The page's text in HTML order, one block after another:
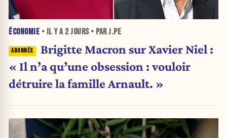
ÉCONOMIE • IL Y A 2 JOURS• PAR J.PE
Brigitte Macron sur Xavier Niel :
« Il n’a qu’une obsession : vouloir
détruire la famille Arnault. »